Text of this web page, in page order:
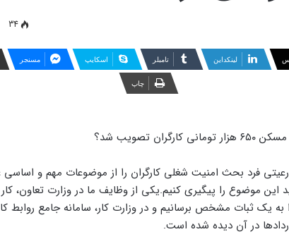
34
لینکداین تامبلر اسکایپ مسنجر
چاپ
تصویب شد؟
فرد بحث امنیت شغلی کارگران را از موضوعات مهم و
این موضوع را پیگیری کنیم.یکی از وظایف ما در وزارت تعاون،
به یک ثبات مشخص برسانیم و در وزارت کار، سامانه جامع روابط
در آن دیده شده است.